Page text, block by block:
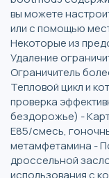
вы можете
или с помощью
Некоторые из
Удаление
Ограничитель
Тепловой цикл и
проверка
бездорожье) -
E85/смесь,
метамфетамина -
дроссельной
использования с